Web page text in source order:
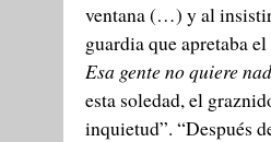
ventana (…) y al
guardia que apretaba
Esa gente no quiere
esta soledad, el
inquietud”. “Después